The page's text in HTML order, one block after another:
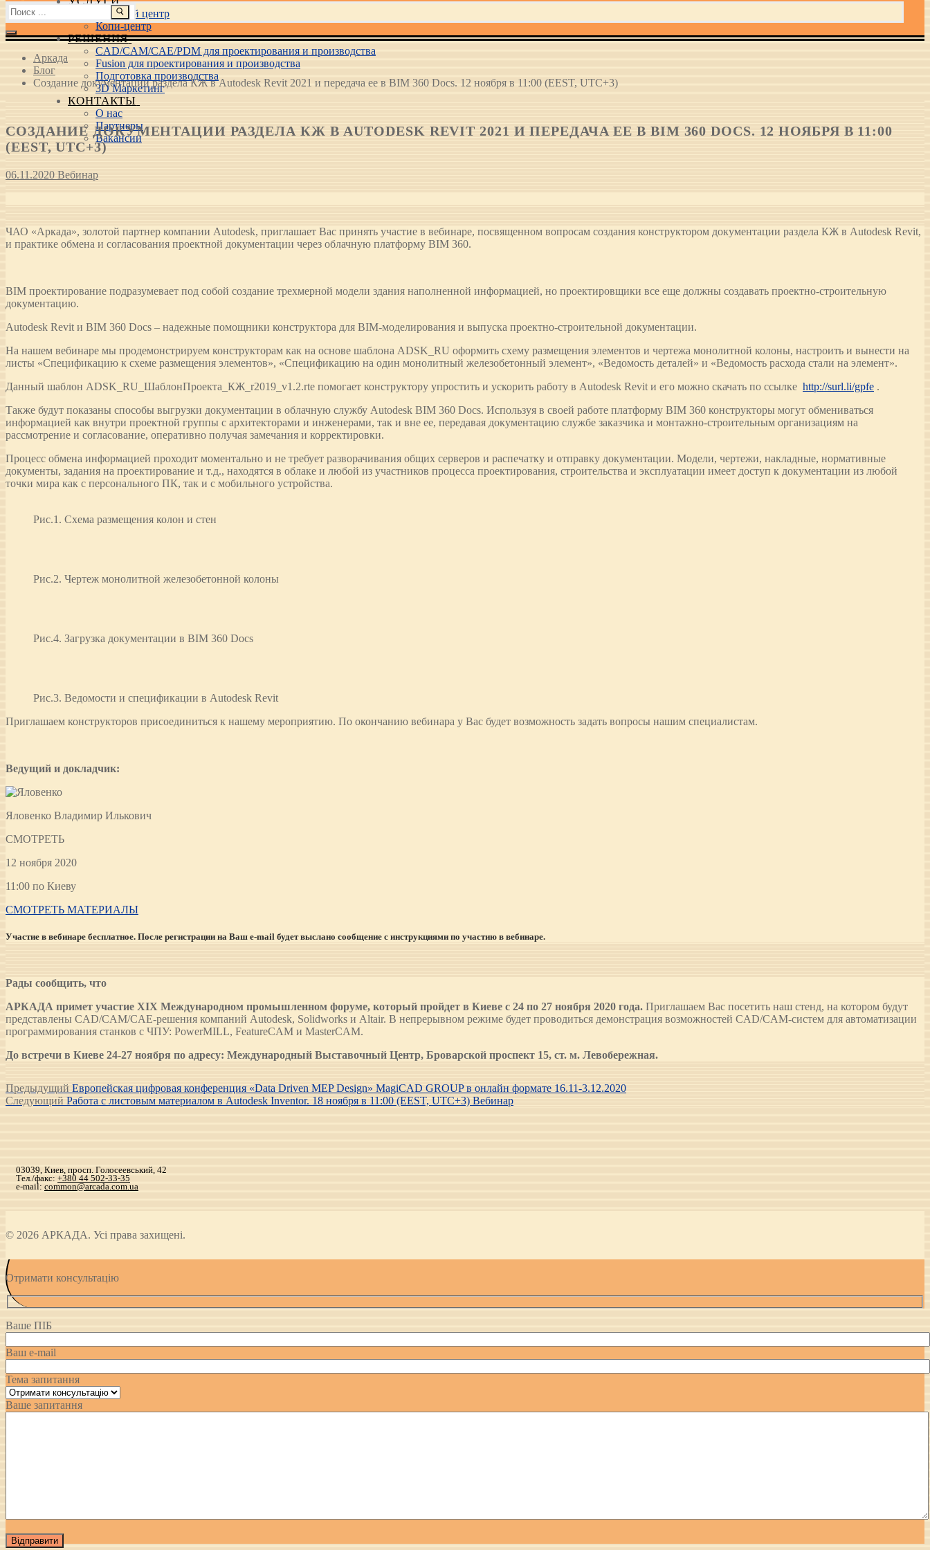
Учебный центр
Копи-центр
РЕШЕНИЯ
CAD/CAM/CAE/PDM для проектирования и производства
Fusion для проектирования и производства
Подготовка производства
3D Маркетинг
КОНТАКТЫ
О нас
Партнеры
Вакансии
Найти:
Аркада
Блог
Создание документации раздела КЖ в Autodesk Revit 2021 и передача ее в BIM 360 Docs. 12 ноября в 11:00 (EEST, UTC+3)
СОЗДАНИЕ ДОКУМЕНТАЦИИ РАЗДЕЛА КЖ В AUTODESK REVIT 2021 И ПЕРЕДАЧА ЕЕ В BIM 360 DOCS. 12 НОЯБРЯ В 11:00
(EEST, UTC+3)
06.11.2020 Вебинар
ЧАО «Аркада», золотой партнер компании Autodesk, приглашает Вас принять участие в вебинаре, посвященном вопросам создания конструктором документации раздела КЖ в Autodesk Revit,
и практике обмена и согласования проектной документации через облачную платформу BIM 360.
BIM проектирование подразумевает под собой создание трехмерной модели здания наполненной информацией, но проектировщики все еще должны создавать проектно-строительную
документацию.
Autodesk Revit и BIM 360 Docs – надежные помощники конструктора для BIM-моделирования и выпуска проектно-строительной документации.
На нашем вебинаре мы продемонстрируем конструкторам как на основе шаблона ADSK_RU оформить схему размещения элементов и чертежа монолитной колоны, настроить и вынести на
листы «Спецификацию к схеме размещения элементов», «Спецификацию на один монолитный железобетонный элемент», «Ведомость деталей» и «Ведомость расхода стали на элемент».
Данный шаблон ADSK_RU_ШаблонПроекта_КЖ_r2019_v1.2.rte помогает конструктору упростить и ускорить работу в Autodesk Revit и его можно скачать по ссылке http://surl.li/gpfe .
Также будут показаны способы выгрузки документации в облачную службу Autodesk BIM 360 Docs. Используя в своей работе платформу BIM 360 конструкторы могут обмениваться
информацией как внутри проектной группы с архитекторами и инженерами, так и вне ее, передавая документацию службе заказчика и монтажно-строительным организациям на
рассмотрение и согласование, оперативно получая замечания и корректировки.
Процесс обмена информацией проходит моментально и не требует разворачивания общих серверов и распечатку и отправку документации. Модели, чертежи, накладные, нормативные
документы, задания на проектирование и т.д., находятся в облаке и любой из участников процесса проектирования, строительства и эксплуатации имеет доступ к документации из любой
точки мира как с персонального ПК, так и с мобильного устройства.
Рис.1. Схема размещения колон и стен
Рис.2. Чертеж монолитной железобетонной колоны
Рис.4. Загрузка документации в BIM 360 Docs
Рис.3. Ведомости и спецификации в Autodesk Revit
Приглашаем конструкторов присоединиться к нашему мероприятию. По окончанию вебинара у Вас будет возможность задать вопросы нашим специалистам.
Ведущий и докладчик:
Яловенко Владимир Илькович
СМОТРЕТЬ
12 ноября 2020
11:00 по Киеву
СМОТРЕТЬ МАТЕРИАЛЫ
Участие в вебинаре бесплатное. После регистрации на Ваш e-mail будет выслано сообщение с инструкциями по участию в вебинаре.
Рады сообщить, что
АРКАДА примет участие XIX Международном промышленном форуме, который пройдет в Киеве с 24 по 27 ноября 2020 года. Приглашаем Вас посетить наш стенд, на котором будут
представлены CAD/CAM/CAE-решения компаний Autodesk, Solidworks и Altair. В непрерывном режиме будет проводиться демонстрация возможностей CAD/CAM-систем для автоматизации
программирования станков с ЧПУ: PowerMILL, FeatureCAM и MasterCAM.
До встречи в Киеве 24-27 ноября по адресу: Международный Выставочный Центр, Броварской проспект 15, ст. м. Левобережная.
Навигация
по
Предыдущий Предыдущая
запись:
Европейская цифровая конференция «Data Driven MEP Design» MagiCAD GROUP в онлайн формате 16.11-3.12.2020
Следующий Следующая
Работа с листовым материалом в Autodesk Inventor. 18 ноября в 11:00 (EEST, UTC+3) Вебинар
03039, Киев, просп. Голосеевський, 42
Тел./факс: +380 44 502-33-35
e-mail: common@arcada.com.ua
© 2026 АРКАДА. Усі права захищені.
Отримати консультацію
Ваше ПІБ
Ваш e-mail
Тема запитання
Ваше запитання